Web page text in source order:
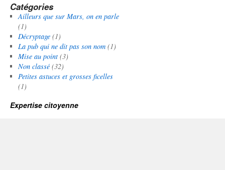
Catégories
Ailleurs que sur Mars, on en parle
(1)
Décryptage(1)
La pub qui ne dit pas son nom(1)
Mise au point(3)
Non classé(32)
Petites astuces et grosses ficelles
(1)
Expertise citoyenne